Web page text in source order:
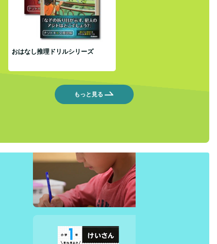
おはなし推理ドリルシリーズ
もっと見る